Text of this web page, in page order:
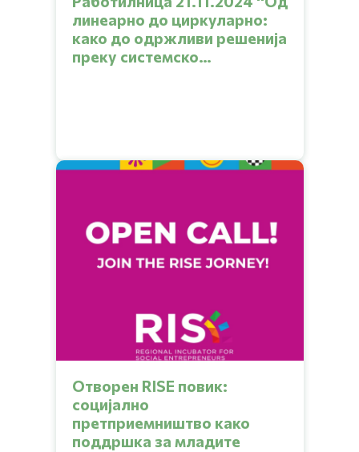
линеарно до циркуларно:
како до одржливи решенија
преку системско
Отворен RISE повик:
социјално
претприемништво како
поддршка за младите